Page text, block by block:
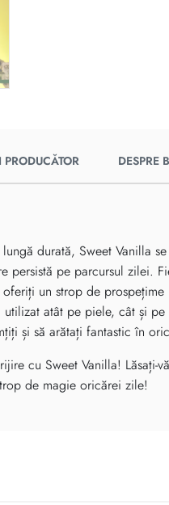
DESPRE
durată, Sweet Vanilla
persistă pe parcursul zilei.
un strop de
atât pe piele, cât și
și să arătați fantastic în
cu Sweet Vanilla! Lăsați-
de magie oricărei zile!